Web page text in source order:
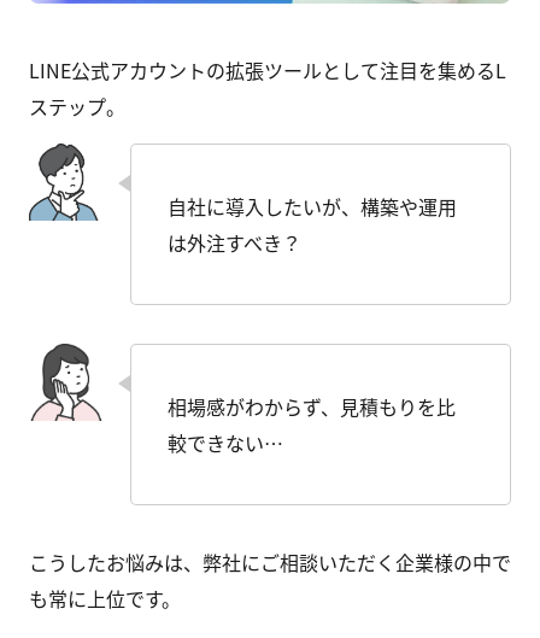
LINE公式アカウントの拡張ツールとして注目を集めるL
ステップ。
自社に導入したいが、構築や運用
は外注すべき？
相場感がわからず、見積もりを比
較できない…
こうしたお悩みは、弊社にご相談いただく企業様の中で
も常に上位です。